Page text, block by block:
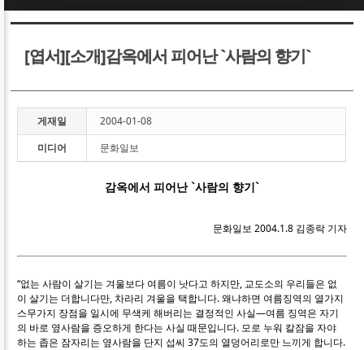
[엽서][소개]감옥에서 피어난 `사람의 향기`
게재일
2004-01-08
미디어
문화일보
감옥에서 피어난 `사람의 향기`
문화일보 2004.1.8 김종락 기자
“없는 사람이 살기는 겨울보다 여름이 낫다고 하지만, 교도소의 우리들은 없
이 살기는 더합니다만, 차라리 겨울을 택합니다. 왜냐하면 여름징역의 열가지
스무가지 장점을 일시에 무색케 해버리는 결정적인 사실―여름 징역은 자기
의 바로 옆사람을 증오하게 한다는 사실 때문입니다. 모로 누워 칼잠을 자야
하는 좁은 잠자리는 옆사람을 단지 섭씨 37도의 열덩어리로만 느끼게 합니다.
Sketchbook5, 스케치북5
Sketchbook5, 스케치북5
Sketchbook5, 스케치북5
Sketchbook5, 스케치북5